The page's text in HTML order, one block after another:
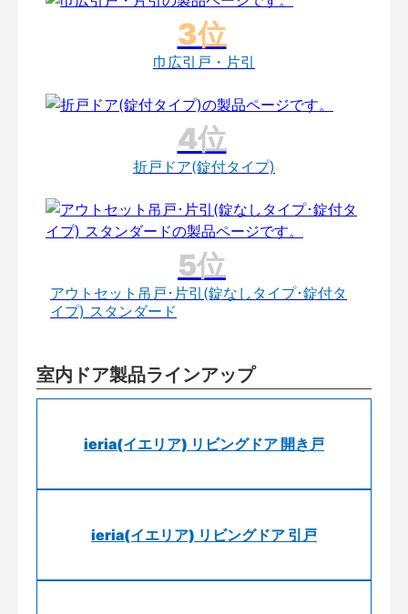
巾広引戸・片引
折戸ドア(錠付タイプ)
アウトセット吊戸･片引(錠なしタイプ･錠付タ
イプ) スタンダード
室内ドア製品ラインアップ
ieria(イエリア) リビングドア 開き戸
ieria(イエリア) リビングドア 引戸